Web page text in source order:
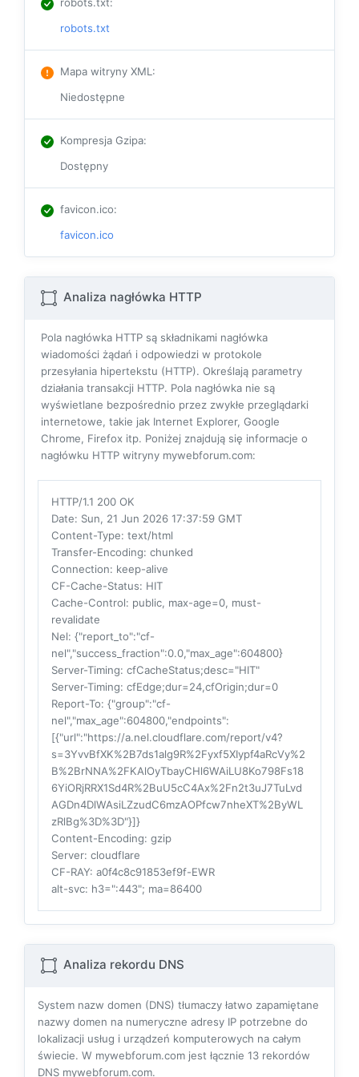
robots.txt:
robots.txt
Mapa witryny XML:
Niedostępne
Kompresja Gzipa:
Dostępny
favicon.ico:
favicon.ico
Analiza nagłówka HTTP
Pola nagłówka HTTP są składnikami nagłówka
wiadomości żądań i odpowiedzi w protokole
przesyłania hipertekstu (HTTP). Określają parametry
działania transakcji HTTP. Pola nagłówka nie są
wyświetlane bezpośrednio przez zwykłe przeglądarki
internetowe, takie jak Internet Explorer, Google
Chrome, Firefox itp. Poniżej znajdują się informacje o
nagłówku HTTP witryny mywebforum.com:
HTTP/1.1 200 OK
Date: Sun, 21 Jun 2026 17:37:59 GMT
Content-Type: text/html
Transfer-Encoding: chunked
Connection: keep-alive
CF-Cache-Status: HIT
Cache-Control: public, max-age=0, must-
revalidate
Nel: {"report_to":"cf-
nel","success_fraction":0.0,"max_age":604800}
Server-Timing: cfCacheStatus;desc="HIT"
Server-Timing: cfEdge;dur=24,cfOrigin;dur=0
Report-To: {"group":"cf-
nel","max_age":604800,"endpoints":
[{"url":"https://a.nel.cloudflare.com/report/v4?
s=3YvvBfXK%2B7ds1alg9R%2Fyxf5XIypf4aRcVy%2
B%2BrNNA%2FKAlOyTbayCHl6WAiLU8Ko798Fs18
6YiORjRRX1Sd4R%2BuU5cC4Ax%2Fn2t3uJ7TuLvd
AGDn4DlWAsiLZzudC6mzAOPfcw7nheXT%2ByWL
zRlBg%3D%3D"}]}
Content-Encoding: gzip
Server: cloudflare
CF-RAY: a0f4c8c91853ef9f-EWR
alt-svc: h3=":443"; ma=86400
Analiza rekordu DNS
System nazw domen (DNS) tłumaczy łatwo zapamiętane
nazwy domen na numeryczne adresy IP potrzebne do
lokalizacji usług i urządzeń komputerowych na całym
świecie. W mywebforum.com jest łącznie 13 rekordów
DNS mywebforum.com.